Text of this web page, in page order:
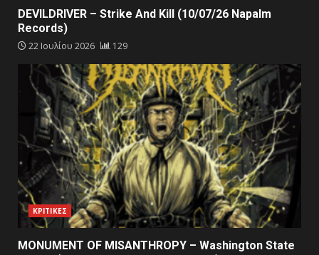
DEVILDRIVER – Strike And Kill (10/07/26 Napalm
Records)
22 Ιουλίου 2026 129
ΚΡΙΤΙΚΕΣ
MONUMENT OF MISANTHROPY – Washington State